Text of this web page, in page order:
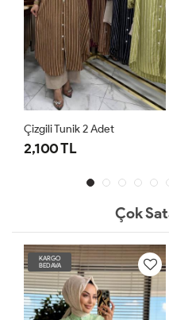
1,050 TL
Çok
KARGO
BEDAVA
TÜKENDİ